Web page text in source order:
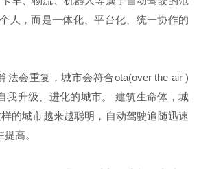
人，而是一体化、平台化、统一协作的
法会重复，城市会符合ota(over the air )
我升级、进化的城市。 建筑生命体，城
的城市越来越聪明，自动驾驶追随迅速
高。